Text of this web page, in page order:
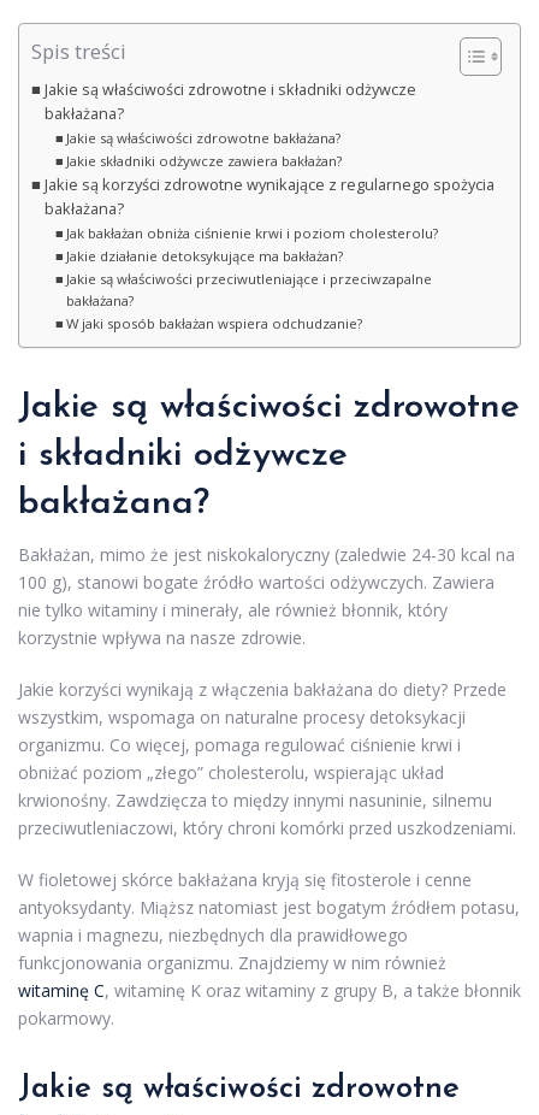
Spis treści
Jakie są właściwości zdrowotne i składniki odżywcze
bakłażana?
Jakie są właściwości zdrowotne bakłażana?
Jakie składniki odżywcze zawiera bakłażan?
Jakie są korzyści zdrowotne wynikające z regularnego spożycia
bakłażana?
Jak bakłażan obniża ciśnienie krwi i poziom cholesterolu?
Jakie działanie detoksykujące ma bakłażan?
Jakie są właściwości przeciwutleniające i przeciwzapalne
bakłażana?
W jaki sposób bakłażan wspiera odchudzanie?
Jakie są właściwości zdrowotne
i składniki odżywcze
bakłażana?
Bakłażan, mimo że jest niskokaloryczny (zaledwie 24-30 kcal na
100 g), stanowi bogate źródło wartości odżywczych. Zawiera
nie tylko witaminy i minerały, ale również błonnik, który
korzystnie wpływa na nasze zdrowie.
Jakie korzyści wynikają z włączenia bakłażana do diety? Przede
wszystkim, wspomaga on naturalne procesy detoksykacji
organizmu. Co więcej, pomaga regulować ciśnienie krwi i
obniżać poziom „złego” cholesterolu, wspierając układ
krwionośny. Zawdzięcza to między innymi nasuninie, silnemu
przeciwutleniaczowi, który chroni komórki przed uszkodzeniami.
W fioletowej skórce bakłażana kryją się fitosterole i cenne
antyoksydanty. Miąższ natomiast jest bogatym źródłem potasu,
wapnia i magnezu, niezbędnych dla prawidłowego
funkcjonowania organizmu. Znajdziemy w nim również
witaminę C, witaminę K oraz witaminy z grupy B, a także błonnik
pokarmowy.
Jakie są właściwości zdrowotne